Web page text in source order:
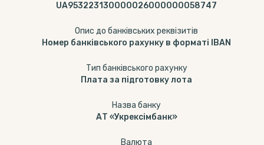
UA953223130000026000000058747
Опис до банківських реквізитів
Номер банківського рахунку в форматі IBAN
Тип банкiвського рахунку
Плата за підготовку лота
Назва банку
АТ «Укрексімбанк»
Валюта